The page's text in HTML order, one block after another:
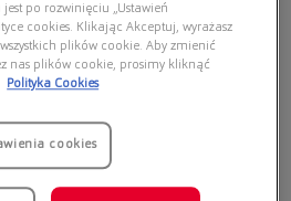
TOM FORD FT6032-B 056
TOM FORD
po rozwinięciu „Ustawień
cookies. Klikając Akceptuj, wyrażasz
plików cookie. Aby zmienić
nas plików cookie, prosimy kliknąć
Polityka Cookies
cookies